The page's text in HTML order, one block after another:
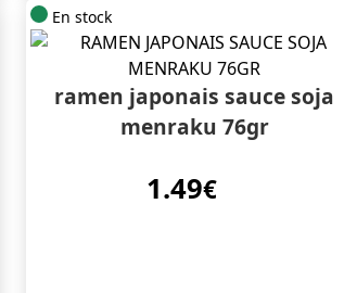
En stock
ramen japonais sauce soja
menraku 76gr
1.49€